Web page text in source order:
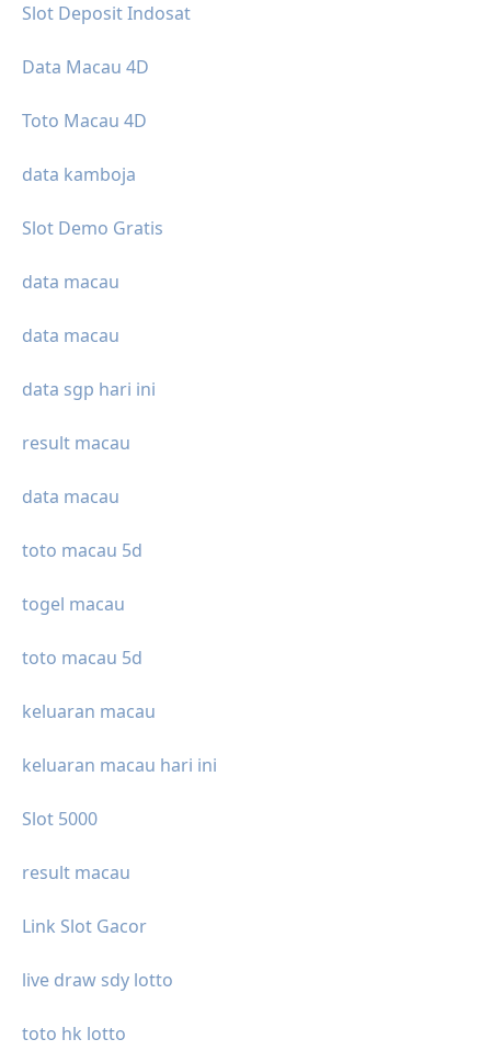
Slot Deposit Indosat
Data Macau 4D
Toto Macau 4D
data kamboja
Slot Demo Gratis
data macau
data macau
data sgp hari ini
result macau
data macau
toto macau 5d
togel macau
toto macau 5d
keluaran macau
keluaran macau hari ini
Slot 5000
result macau
Link Slot Gacor
live draw sdy lotto
toto hk lotto